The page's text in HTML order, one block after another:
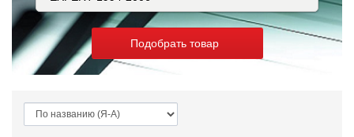
Подобрать товар